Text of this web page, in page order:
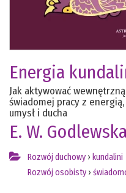
Energia
Jak aktywować
świadomej pracy z
umysł i ducha
E. W. Godlewska
Rozwój duchowy › kundalini
Rozwój osobisty ›